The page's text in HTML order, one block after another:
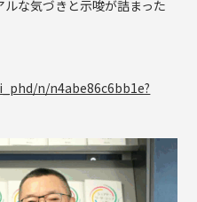
な気づきと示唆が詰まった
n/n4abe86c6bb1e?